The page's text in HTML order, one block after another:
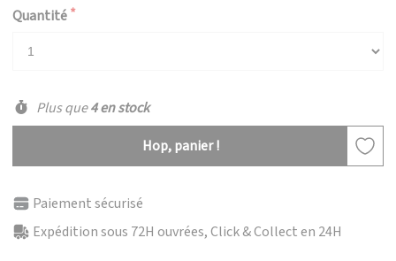
Quantité
Plus que4 en stock
Hop, panier !
Paiement sécurisé
Expédition sous 72H ouvrées, Click & Collect en 24H